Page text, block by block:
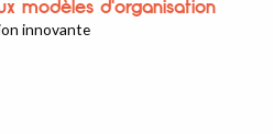
modèles d'organisation
innovante